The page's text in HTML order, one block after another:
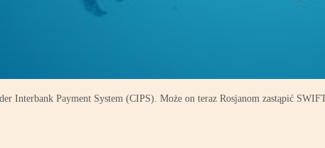
Interbank Payment System (CIPS). Może on teraz Rosjanom zastąpić